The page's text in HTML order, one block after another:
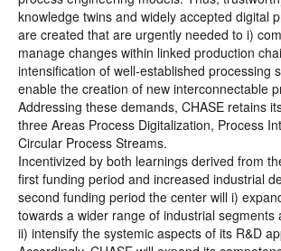
knowledge twins and widely accepted digital
are created that are urgently needed to i)
manage changes within linked production
intensification of well-established processing
enable the creation of new interconnectable
Addressing these demands, CHASE retains
three Areas Process Digitalization, Process
Circular Process Streams.
Incentivized by both learnings derived from
first funding period and increased industrial
second funding period the center will i)
towards a wider range of industrial segments
ii) intensify the systemic aspects of its R&D